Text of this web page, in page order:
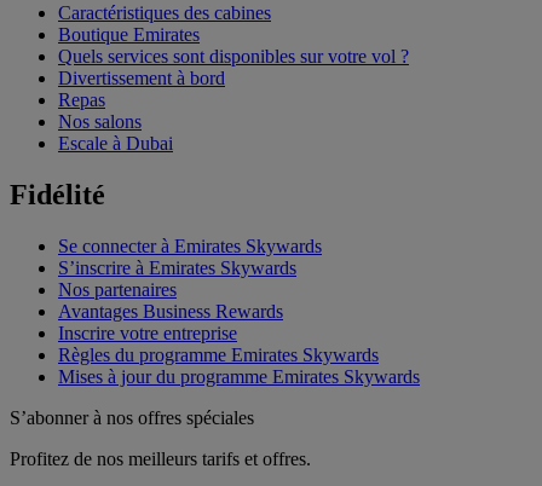
Caractéristiques des cabines
Boutique Emirates
Quels services sont disponibles sur votre vol ?
Divertissement à bord
Repas
Nos salons
Escale à Dubai
Fidélité
Se connecter à Emirates Skywards
S’inscrire à Emirates Skywards
Nos partenaires
Avantages Business Rewards
Inscrire votre entreprise
Règles du programme Emirates Skywards
Mises à jour du programme Emirates Skywards
S’abonner à nos offres spéciales
Profitez de nos meilleurs tarifs et offres.